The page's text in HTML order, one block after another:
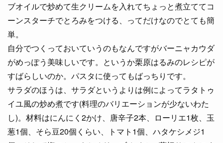
ブオイルで炒めて生クリームを入れてちょっと煮立ててコ
ーンスターチでとろみをつける、ってだけなのでとても簡
単。
自分でつくっておいていうのもなんですがバーニャカウダ
がめっぽう美味しいです。というか栗原はるみのレシピが
すばらしいのか。パスタに使ってもばっちりです。
サラダのほうは、サラダというよりは例によってラタトゥ
イユ風の炒め煮です(料理のバリエーションが少ないわた
し)。材料はにんにく2かけ、唐辛子2本、ローリエ1枚、玉
葱1個、そら豆20個くらい、トマト1個、ハタケシメジ1